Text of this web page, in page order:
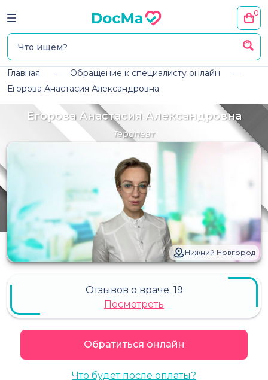
0
Главная
Обращение к специалисту онлайн
Егорова Анастасия Александровна
Егорова Анастасия Александровна
Терапевт
Нижний Новгород
Отзывов о враче: 19
Посмотреть
Обратиться онлайн
Что будет после оплаты?